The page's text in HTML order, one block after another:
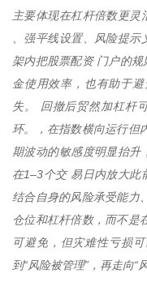
主要体现在杠杆倍数更
、强平线设置、风险提示
架内把股票配资 门户的
金使用效率，也有助于
失。 回撤后贸然加杠杆
环。，在指数横向运行但
期波动的敏感度明显抬升
在1–3个交 易日内放大此
结合自身的风险承受能力
仓位和杠杆倍数，而不是
可避免，但灾难性亏损
到“风险被管理”，再走向“